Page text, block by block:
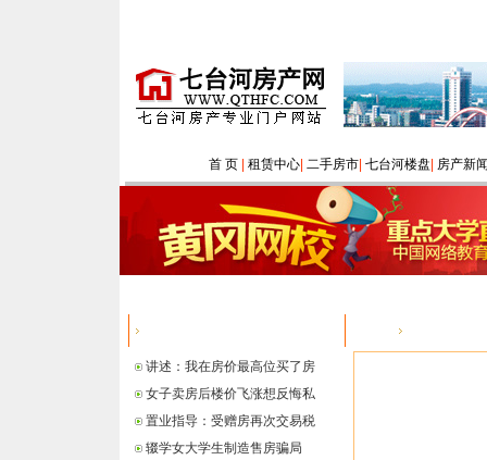
首 页| 租赁中心| 二手房市| 七台河楼盘 房产新
讲述：我在房价最高位买了房
女子卖房后楼价飞涨想反悔私
置业指导：受赠房再次交易税
辍学女大学生制造售房骗局